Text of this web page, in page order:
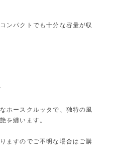
ンパクトでも十分な容量が収
ホースクルッタで、独特の風
を纏います。
ますのでご不明な場合はご購